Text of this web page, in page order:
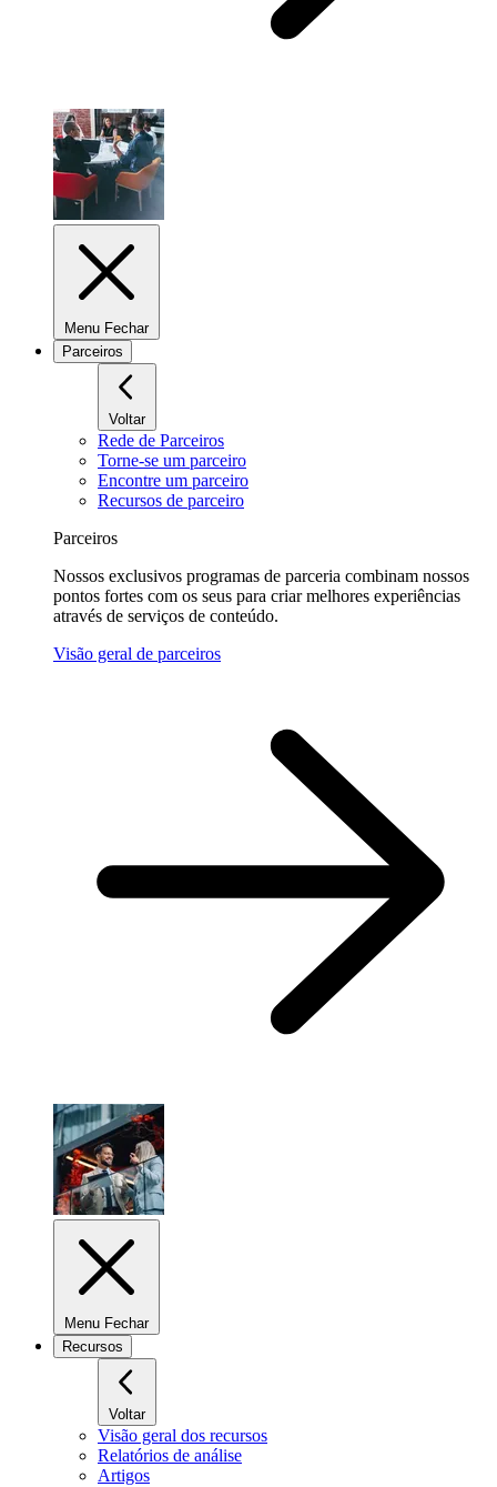
Menu Fechar
Parceiros
Voltar
Rede de Parceiros
Torne-se um parceiro
Encontre um parceiro
Recursos de parceiro
Parceiros
Nossos exclusivos programas de parceria combinam nossos
pontos fortes com os seus para criar melhores experiências
através de serviços de conteúdo.
Visão geral de parceiros
Menu Fechar
Recursos
Voltar
Visão geral dos recursos
Relatórios de análise
Artigos